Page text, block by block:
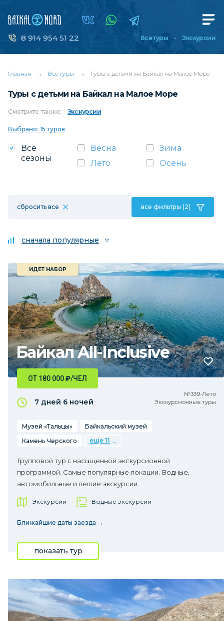
8 914 954 51 22 Все туры Экскурсии
Главная → Все туры → Туры с детьми на Байкал на Малое Море
Туры с детьми на Байкал на Малое Море
Смотрите также: Экскурсии
Выбрано: 15 туров
Все
сезоны
Весна
Зима
Лето
Осень
сбросить все все фильтры (2)
сначала популярные
Байкал All-Inclusive
ИДЕТ НАБОР
№339•Лето
Экскурсионные туры
ОТ 180 000₽/ЧЕЛ
7 дней 6 ночей
Музей «Тальцы»
Байкальский музей
Камень Черского
еще 11
Групповой тур с насыщенной экскурсионной
программой. Самые популярные локации. Водные,
автомобильные и пешие экскурсии.
Экскурсии Водные экскурсии
Ближайшие даты заезда →
показать тур